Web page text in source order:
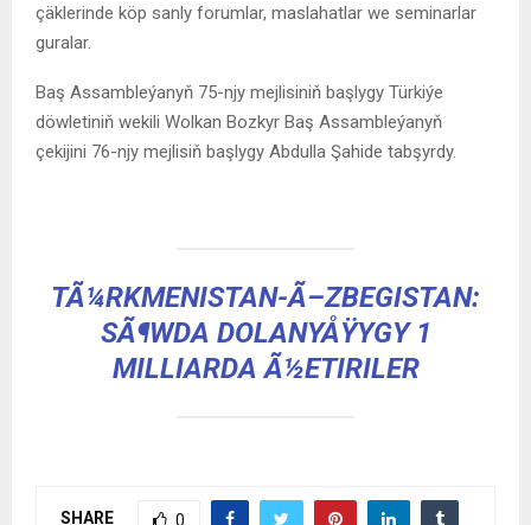
çäklerinde köp sanly forumlar, maslahatlar we seminarlar
guralar.
Baş Assambleýanyň 75-njy mejlisiniň başlygy Türkiýe
döwletiniň wekili Wolkan Bozkyr Baş Assambleýanyň
çekijini 76-njy mejlisiň başlygy Abdulla Şahide tabşyrdy.
TÃ¼RKMENISTAN-Ã–ZBEGISTAN:
SÃ¶WDA DOLANYÅŸYGY 1
MILLIARDA Ã½ETIRILER
SHARE 0